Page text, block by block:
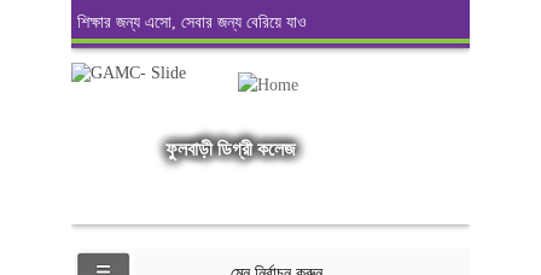
শিক্ষার জন্য এসো, সেবার জন্য বেরিয়ে যাও
ফুলবাড়ী ডিগ্রী কলেজ